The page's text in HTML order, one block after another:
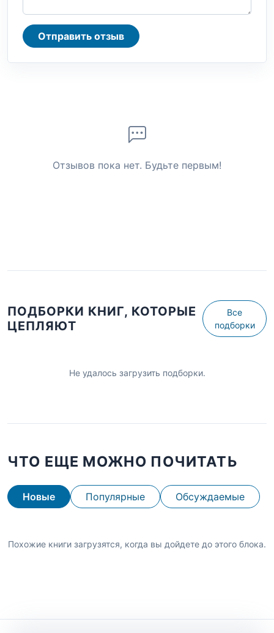
Отправить отзыв
Отзывов пока нет. Будьте первым!
ПОДБОРКИ КНИГ, КОТОРЫЕ
ЦЕПЛЯЮТ
Все
подборки
Не удалось загрузить подборки.
ЧТО ЕЩЕ МОЖНО ПОЧИТАТЬ
Новые Популярные Обсуждаемые
Похожие книги загрузятся, когда вы дойдете до этого блока.